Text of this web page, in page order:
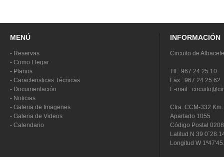
MENÚ
- Reservas
- Como Llegar
- Planos
- Caracteristicas Técnicas
- Documentación
- Noticias
- Galeria de Imagenes
- Galeria de Videos
- Calendario
INFORMACIÓN
Circuito de Albacete
Tlf : 967 24 25 10
Fax : 967 24 25 62
E-mail :
Ctra. CCM-332
Apartado 1055
Código Postal
Latitud N 39
Longitud W